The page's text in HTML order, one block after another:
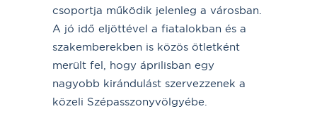
csoportja működik jelenleg a városban.
A jó idő eljöttével a fiatalokban és a
szakemberekben is közös ötletként
merült fel, hogy áprilisban egy
nagyobb kirándulást szervezzenek a
közeli Szépasszonyvölgyébe.